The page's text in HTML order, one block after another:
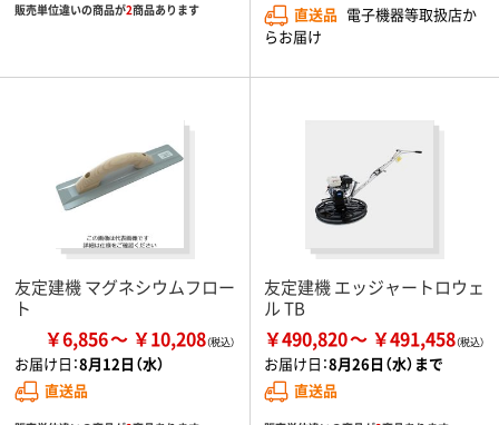
販売単位違いの商品が2商品あります
直送品 電子機器等取扱店か
らお届け
友定建機 マグネシウムフロー
ト
￥6,856 ￥10,208
お届け日：8月12日（水）
直送品
友定建機 エッジャートロウェ
ル TB
￥490,820 ￥491,458
お届け日：8月26日（水）まで
直送品